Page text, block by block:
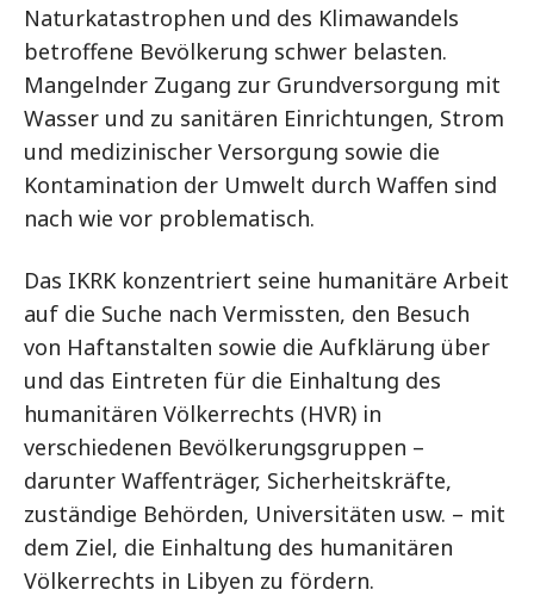
Naturkatastrophen und des Klimawandels
betroffene Bevölkerung schwer belasten.
Mangelnder Zugang zur Grundversorgung mit
Wasser und zu sanitären Einrichtungen, Strom
und medizinischer Versorgung sowie die
Kontamination der Umwelt durch Waffen sind
nach wie vor problematisch.
Das IKRK konzentriert seine humanitäre Arbeit
auf die Suche nach Vermissten, den Besuch
von Haftanstalten sowie die Aufklärung über
und das Eintreten für die Einhaltung des
humanitären Völkerrechts (HVR) in
verschiedenen Bevölkerungsgruppen –
darunter Waffenträger, Sicherheitskräfte,
zuständige Behörden, Universitäten usw. – mit
dem Ziel, die Einhaltung des humanitären
Völkerrechts in Libyen zu fördern.